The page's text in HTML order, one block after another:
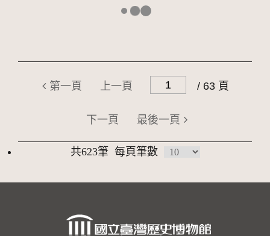
第一頁 上一頁 / 63 頁
下一頁 最後一頁
共623筆 每頁筆數